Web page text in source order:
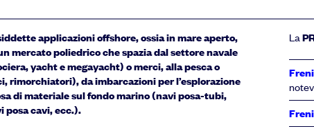
applicazioni offshore, ossia in mare aperto,
mercato poliedrico che spazia dal settore navale
yacht e megayacht) omerci, allapescao
rimorchiatori), da imbarcazioni perl’esplorazione
di materiale sul fondo marino (navi posa-tubi,
posa cavi, ecc.).
La